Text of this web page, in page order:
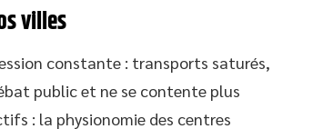
villes
constante : transports saturés,
public et ne se contente plus
: la physionomie des centres